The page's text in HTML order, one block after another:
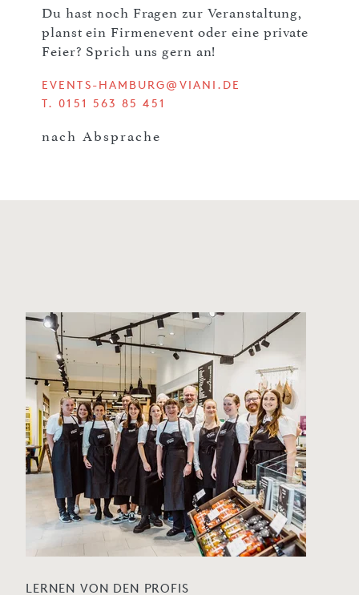
Du hast noch Fragen zur Veranstaltung,
planst ein Firmenevent oder eine private
Feier? Sprich uns gern an!
EVENTS-HAMBURG@VIANI.DE
T. 0151 563 85 451
nach Absprache
LERNEN VON DEN PROFIS